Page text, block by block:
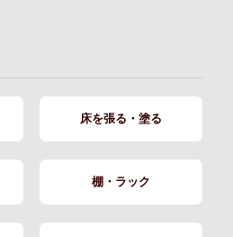
床を張る・塗る
棚・ラック